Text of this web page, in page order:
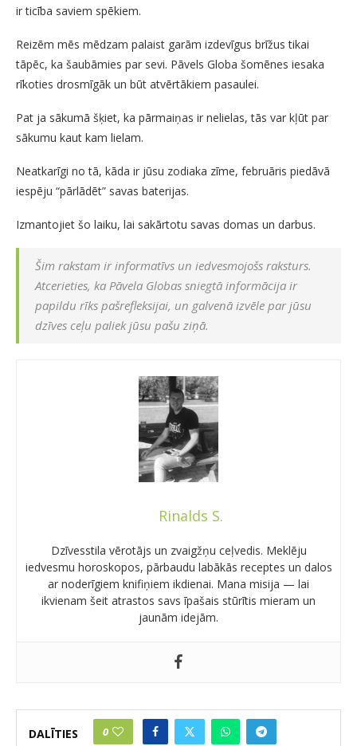
ir ticība saviem spēkiem.
Reizēm mēs mēdzam palaist garām izdevīgus brīžus tikai
tāpēc, ka šaubāmies par sevi. Pāvels Globa šomēnes iesaka
rīkoties drosmīgāk un būt atvērtākiem pasaulei.
Pat ja sākumā šķiet, ka pārmaiņas ir nelielas, tās var kļūt par
sākumu kaut kam lielam.
Neatkarīgi no tā, kāda ir jūsu zodiaka zīme, februāris piedāvā
iespēju “pārlādēt” savas baterijas.
Izmantojiet šo laiku, lai sakārtotu savas domas un darbus.
Šim rakstam ir informatīvs un iedvesmojošs raksturs.
Atcerieties, ka Pāvela Globas sniegtā informācija ir
papildu rīks pašrefleksijai, un galvenā izvēle par jūsu
dzīves ceļu paliek jūsu pašu ziņā.
Rinalds S.
Dzīvesstila vērotājs un zvaigžņu ceļvedis. Meklēju
iedvesmu horoskopos, pārbaudu labākās receptes un dalos
ar noderīgiem knifiņiem ikdienai. Mana misija — lai
ikvienam šeit atrastos savs īpašais stūrītis mieram un
jaunām idejām.
DALĪTIES 0